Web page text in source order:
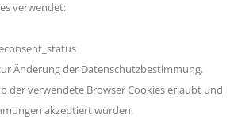
verwendet:
Änderung der Datenschutzbestimmung.
der verwendete Browser Cookies erlaubt und
akzeptiert wurden.